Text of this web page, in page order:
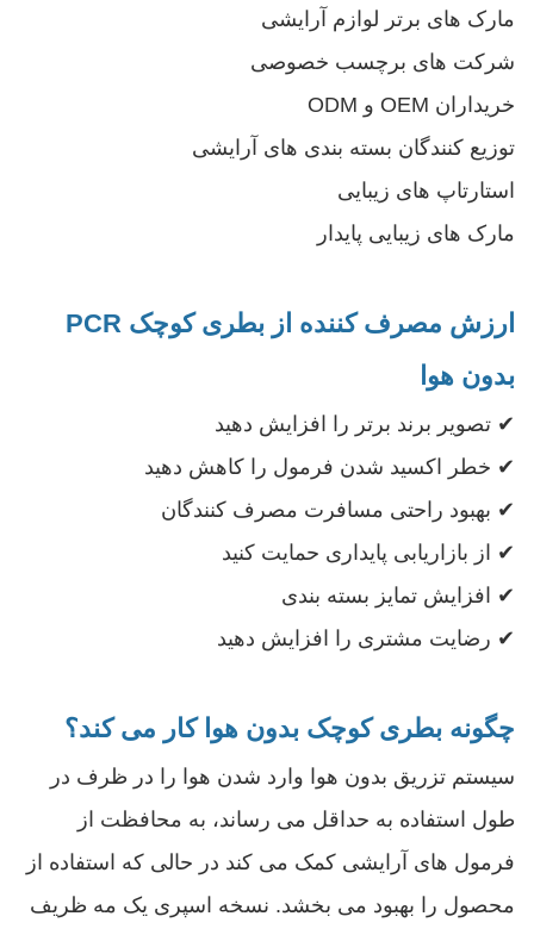
مارک های برتر لوازم آرایشی
شرکت های برچسب خصوصی
خریداران OEM و ODM
توزیع کنندگان بسته بندی های آرایشی
استارتاپ های زیبایی
مارک های زیبایی پایدار
ارزش مصرف کننده از بطری کوچک PCR
بدون هوا
✔ تصویر برند برتر را افزایش دهید
✔ خطر اکسید شدن فرمول را کاهش دهید
✔ بهبود راحتی مسافرت مصرف کنندگان
✔ از بازاریابی پایداری حمایت کنید
✔ افزایش تمایز بسته بندی
✔ رضایت مشتری را افزایش دهید
چگونه بطری کوچک بدون هوا کار می کند؟
سیستم تزریق بدون هوا وارد شدن هوا را در ظرف در
طول استفاده به حداقل می رساند، به محافظت از
فرمول های آرایشی کمک می کند در حالی که استفاده از
محصول را بهبود می بخشد. نسخه اسپری یک مه ظریف